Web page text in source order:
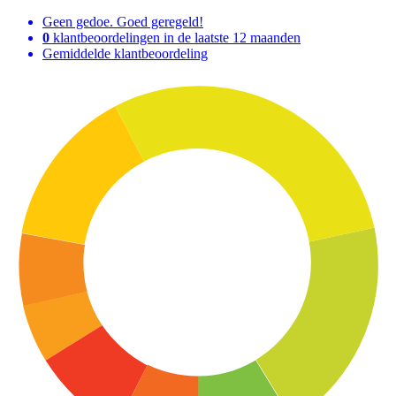
Geen gedoe. Goed geregeld!
0 klantbeoordelingen in de laatste 12 maanden
Gemiddelde klantbeoordeling